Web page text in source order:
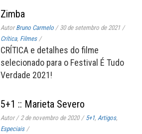
Zimba
AutorBruno Carmelo / 30 de setembro de 2021 /
Crítica, Filmes /
CRÍTICA e detalhes do filme
selecionado para o Festival É Tudo
Verdade 2021!
5+1 :: Marieta Severo
Autor/ 2 de novembro de 2020 / 5+1, Artigos,
Especiais /